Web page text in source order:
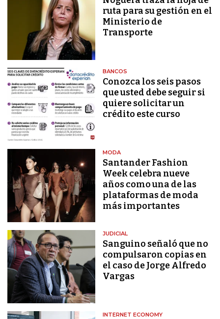
ruta para su gestión en el
Ministerio de
Transporte
BANCOS
Conozca los seis pasos
que usted debe seguir si
quiere solicitar un
crédito este curso
MODA
Santander Fashion
Week celebra nueve
años como una de las
plataformas de moda
más importantes
JUDICIAL
Sanguino señaló que no
compulsaron copias en
el caso de Jorge Alfredo
Vargas
INTERNET ECONOMY